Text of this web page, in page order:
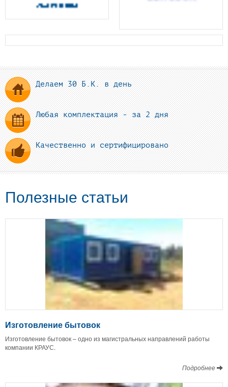
Делаем 30 Б.К. в день
Любая комплектация - за 2 дня
Качественно и сертифицировано
Полезные статьи
Изготовление бытовок
Изготовление бытовок – одно из магистральных направлений работы
компании КРАУС.
Подробнее